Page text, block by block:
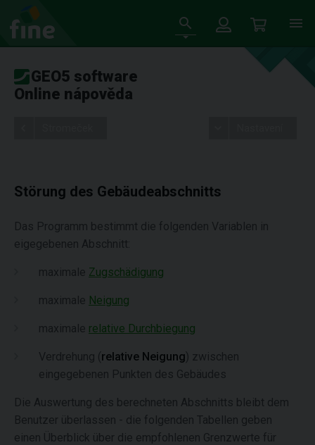
GEO5 software
Online nápověda
Störung des Gebäudeabschnitts
Das Programm bestimmt die folgenden Variablen in
eigegebenen Abschnitt:
maximale Zugschädigung
maximale Neigung
maximale relative Durchbiegung
Verdrehung ( relative Neigung) zwischen
eingegebenen Punkten des Gebäudes
Die Auswertung des berechneten Abschnitts bleibt dem
Benutzer überlassen - die folgenden Tabellen geben
einen Überblick über die empfohlenen Grenzwerte für